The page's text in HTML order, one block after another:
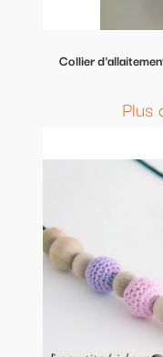
Collier
Plus